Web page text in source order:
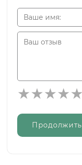
Продолжить